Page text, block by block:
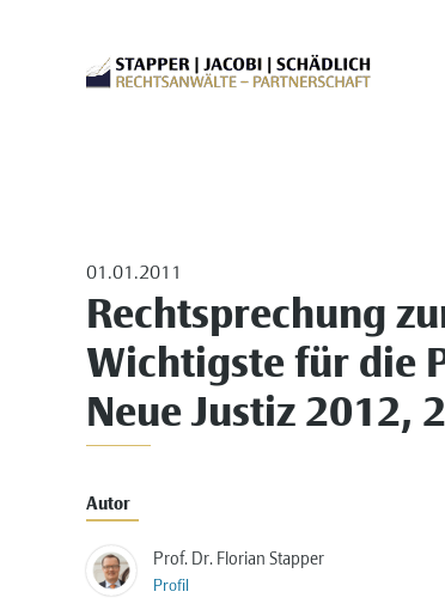
01.01.2011
Rechtsprechung
Wichtigste für die
Neue Justiz 2012,
Autor
Prof. Dr. Florian Stapper
Profil